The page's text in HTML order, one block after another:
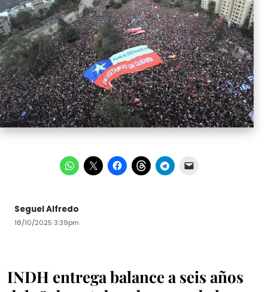
Seguel Alfredo
18/10/2025 3:39pm
INDH entrega balance a seis años